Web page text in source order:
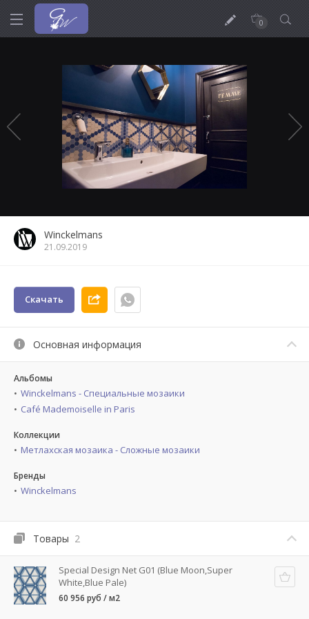
0
Winckelmans
21.09.2019
Скачать
Основная информация
Альбомы
Winckelmans - Специальные мозаики
Café Mademoiselle in Paris
Коллекции
Метлахская мозаика - Сложные мозаики
Бренды
Winckelmans
Товары 2
Special Design Net G01 (Blue Moon,Super
White,Blue Pale)
60 956 руб / м2